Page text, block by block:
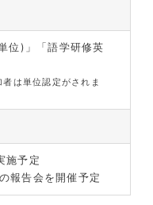
位)」「語学研修英
は単位認定がされま
施予定
報告会を開催予定